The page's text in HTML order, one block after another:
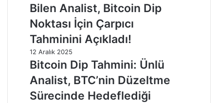
Bilen Analist, Bitcoin Dip
Noktası İçin Çarpıcı
Tahminini Açıkladı!
12 Aralık 2025
Bitcoin Dip Tahmini: Ünlü
Analist, BTC’nin Düzeltme
Sürecinde Hedeflediği